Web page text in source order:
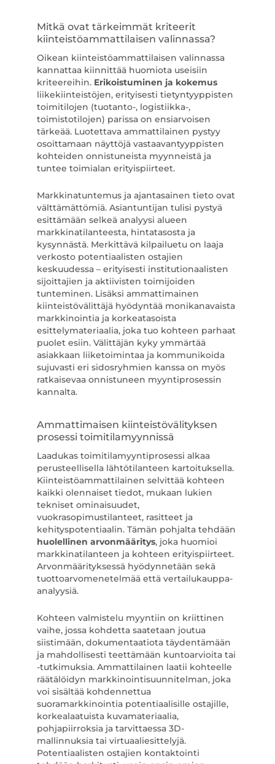
Mitkä ovat tärkeimmät kriteerit
kiinteistöammattilaisen valinnassa?
Oikean kiinteistöammattilaisen valinnassa
kannattaa kiinnittää huomiota useisiin
kriteereihin. Erikoistuminen ja kokemus
liikekiinteistöjen, erityisesti tietyntyyppisten
toimitilojen (tuotanto-, logistiikka-,
toimistotilojen) parissa on ensiarvoisen
tärkeää. Luotettava ammattilainen pystyy
osoittamaan näyttöjä vastaavantyyppisten
kohteiden onnistuneista myynneistä ja
tuntee toimialan erityispiirteet.
Markkinatuntemus ja ajantasainen tieto ovat
välttämättömiä. Asiantuntijan tulisi pystyä
esittämään selkeä analyysi alueen
markkinatilanteesta, hintatasosta ja
kysynnästä. Merkittävä kilpailuetu on laaja
verkosto potentiaalisten ostajien
keskuudessa – erityisesti institutionaalisten
sijoittajien ja aktiivisten toimijoiden
tunteminen. Lisäksi ammattimainen
kiinteistövälittäjä hyödyntää monikanavaista
markkinointia ja korkeatasoista
esittelymateriaalia, joka tuo kohteen parhaat
puolet esiin. Välittäjän kyky ymmärtää
asiakkaan liiketoimintaa ja kommunikoida
sujuvasti eri sidosryhmien kanssa on myös
ratkaisevaa onnistuneen myyntiprosessin
kannalta.
Ammattimaisen kiinteistövälityksen
prosessi toimitilamyynnissä
Laadukas toimitilamyyntiprosessi alkaa
perusteellisella lähtötilanteen kartoituksella.
Kiinteistöammattilainen selvittää kohteen
kaikki olennaiset tiedot, mukaan lukien
tekniset ominaisuudet,
vuokrasopimustilanteet, rasitteet ja
kehityspotentiaalin. Tämän pohjalta tehdään
huolellinen arvonmääritys, joka huomioi
markkinatilanteen ja kohteen erityispiirteet.
Arvonmäärityksessä hyödynnetään sekä
tuottoarvomenetelmää että vertailukauppa-
analyysiä.
Kohteen valmistelu myyntiin on kriittinen
vaihe, jossa kohdetta saatetaan joutua
siistimään, dokumentaatiota täydentämään
ja mahdollisesti teettämään kuntoarvioita tai
-tutkimuksia. Ammattilainen laatii kohteelle
räätälöidyn markkinointisuunnitelman, joka
voi sisältää kohdennettua
suoramarkkinointia potentiaalisille ostajille,
korkealaatuista kuvamateriaalia,
pohjapiirroksia ja tarvittaessa 3D-
mallinnuksia tai virtuaaliesittelyjä.
Potentiaalisten ostajien kontaktointi